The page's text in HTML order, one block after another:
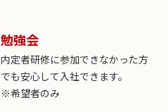
勉強会
内定者研修に参加できなかった方
でも安心して入社できます。
※希望者のみ